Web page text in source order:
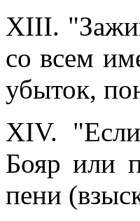
XIII.
со всем
убыток,
XIV.
Бояр или
пени